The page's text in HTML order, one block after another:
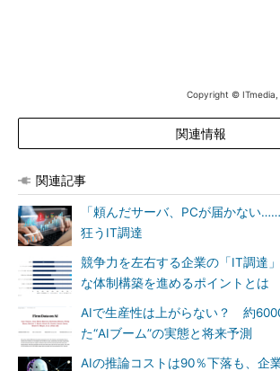
Copyright © ITmedia,
関連情報
関連記事
「頼んだサーバ、PCが届かない
狂うIT調達
競争力を左右する企業の「IT調達
な体制構築を進めるポイントとは
AIで生産性は上がらない？ 約
た“AIブーム”の実態と将来予測
AIの推論コストは90％下落も、企